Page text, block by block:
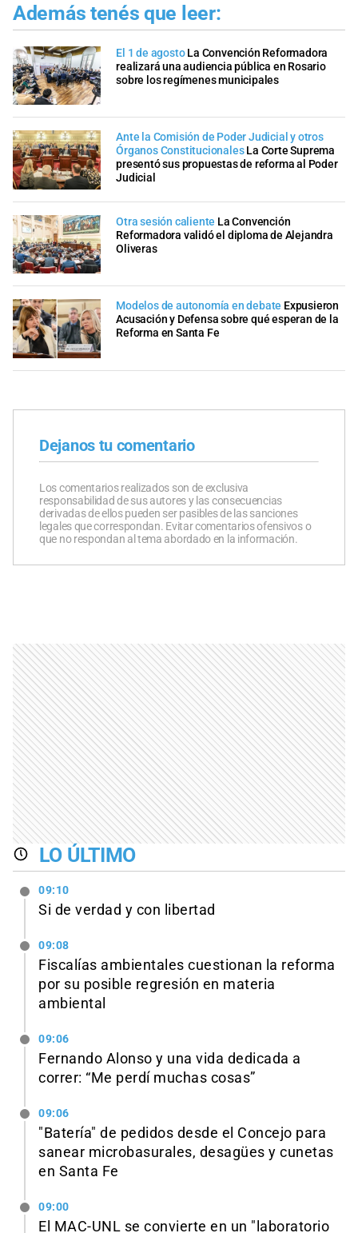
Además tenés que leer:
El 1 de agosto La Convención Reformadora
realizará una audiencia pública en Rosario
sobre los regímenes municipales
Ante la Comisión de Poder Judicial y otros
Órganos Constitucionales La Corte Suprema
presentó sus propuestas de reforma al Poder
Judicial
Otra sesión caliente La Convención
Reformadora validó el diploma de Alejandra
Oliveras
Modelos de autonomía en debate Expusieron
Acusación y Defensa sobre qué esperan de la
Reforma en Santa Fe
Dejanos tu comentario
Los comentarios realizados son de exclusiva
responsabilidad de sus autores y las consecuencias
derivadas de ellos pueden ser pasibles de las sanciones
legales que correspondan. Evitar comentarios ofensivos o
que no respondan al tema abordado en la información.
LO ÚLTIMO
09:10
Si de verdad y con libertad
09:08
Fiscalías ambientales cuestionan la reforma
por su posible regresión en materia
ambiental
09:06
Fernando Alonso y una vida dedicada a
correr: “Me perdí muchas cosas”
09:06
"Batería" de pedidos desde el Concejo para
sanear microbasurales, desagües y cunetas
en Santa Fe
09:00
El MAC-UNL se convierte en un "laboratorio